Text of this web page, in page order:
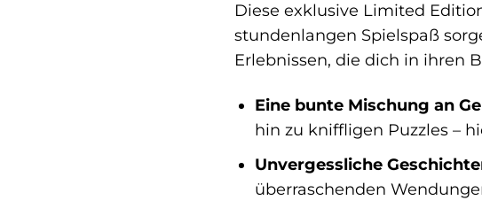
Diese exklusive Limited
stundenlangen Spielspaß
Erlebnissen, die dich in ihren
Eine bunte Mischung an
hin zu kniffligen Puzzles –
Unvergessliche
überraschenden